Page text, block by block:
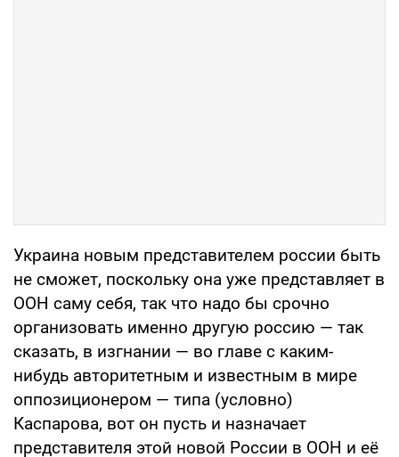
Украина новым представителем россии быть
не сможет, поскольку она уже представляет в
ООН саму себя, так что надо бы срочно
организовать именно другую россию — так
сказать, в изгнании — во главе с каким-
нибудь авторитетным и известным в мире
оппозиционером — типа (условно)
Каспарова, вот он пусть и назначает
представителя этой новой России в ООН и её